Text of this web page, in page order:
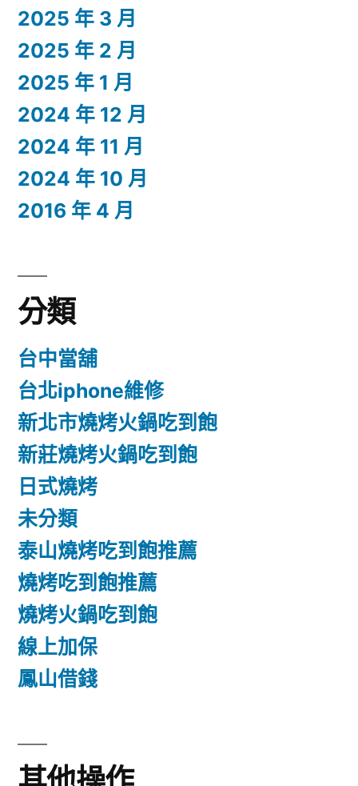
2025 年 3 月
2025 年 2 月
2025 年 1 月
2024 年 12 月
2024 年 11 月
2024 年 10 月
2016 年 4 月
分類
台中當舖
台北iphone維修
新北市燒烤火鍋吃到飽
新莊燒烤火鍋吃到飽
日式燒烤
未分類
泰山燒烤吃到飽推薦
燒烤吃到飽推薦
燒烤火鍋吃到飽
線上加保
鳳山借錢